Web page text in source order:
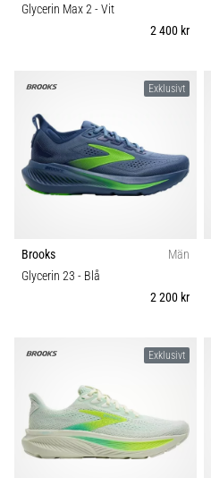
Glycerin Max 2- Vit
2 400 kr
Exklusivt
Brooks
Män
Glycerin 23 - Blå
2 200 kr
Exklusivt